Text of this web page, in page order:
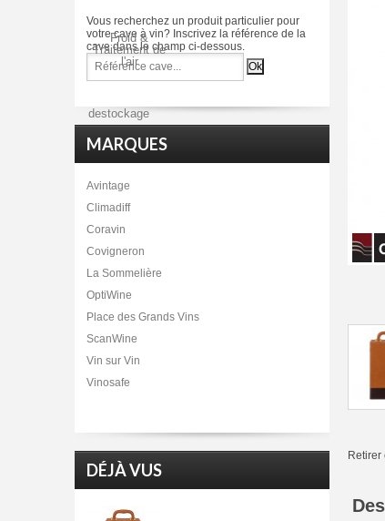
Froid &
Traitement de
l'air
destockage
Vous recherchez un produit particulier pour
votre cave à vin? Inscrivez la référence de la
cave dans le champ ci-dessous.
MARQUES
Avintage
Climadiff
Coravin
Covigneron
La Sommelière
OptiWine
Place des Grands Vins
ScanWine
Vin sur Vin
Vinosafe
DÉJÀ VUS
Retirer